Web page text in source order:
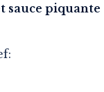
sauce piquante